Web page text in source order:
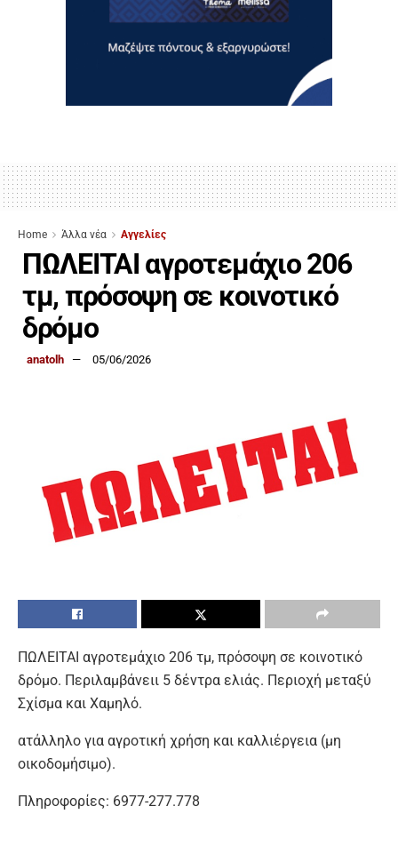
Home Άλλα νέα Αγγελίες
ΠΩΛΕΙΤΑΙ αγροτεμάχιο 206
τμ, πρόσοψη σε κοινοτικό
δρόμο
anatolh 05/06/2026
ΠΩΛΕΙΤΑΙ αγροτεμάχιο 206 τμ, πρόσοψη σε κοινοτικό
δρόμο. Περιλαμβάνειι 5 δέντρα ελιάς. Περιοχή μεταξύ
Σχίσμα και Χαμηλό.
ατάλληλο για αγροτική χρήση και καλλιέργεια (μη
οικοδομήσιμο).
Πληροφορίες: 6977-277.778